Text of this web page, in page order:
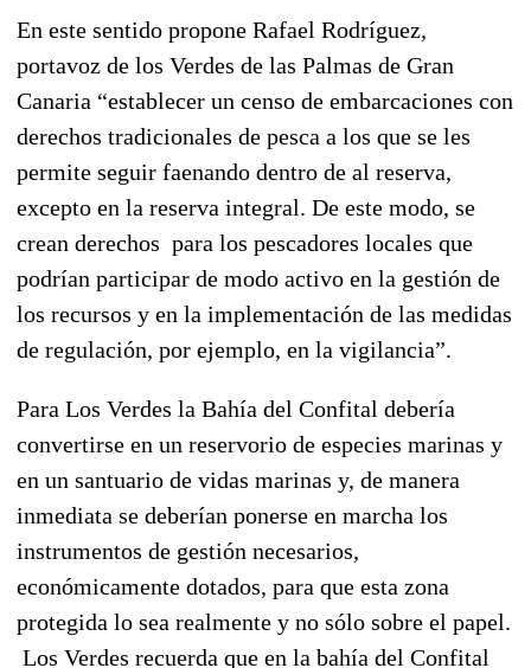
En este sentido propone Rafael Rodríguez,
portavoz de los Verdes de las Palmas de Gran
Canaria “establecer un censo de embarcaciones con
derechos tradicionales de pesca a los que se les
permite seguir faenando dentro de al reserva,
excepto en la reserva integral. De este modo, se
crean derechos para los pescadores locales que
podrían participar de modo activo en la gestión de
los recursos y en la implementación de las medidas
de regulación, por ejemplo, en la vigilancia”.
Para Los Verdes la Bahía del Confital debería
convertirse en un reservorio de especies marinas y
en un santuario de vidas marinas y, de manera
inmediata se deberían ponerse en marcha los
instrumentos de gestión necesarios,
económicamente dotados, para que esta zona
protegida lo sea realmente y no sólo sobre el papel.
Los Verdes recuerda que en la bahía del Confital